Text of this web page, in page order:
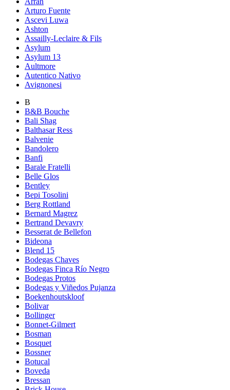
Arturo Fuente
Ascevi Luwa
Ashton
Assailly-Leclaire & Fils
Asylum
Asylum 13
Aultmore
Autentico Nativo
Avignonesi
B
B&B Bouche
Bali Shag
Balthasar Ress
Balvenie
Bandolero
Banfi
Barale Fratelli
Belle Glos
Bentley
Bepi Tosolini
Berg Rottland
Bernard Magrez
Bertrand Devavry
Besserat de Bellefon
Bideona
Blend 15
Bodegas Chaves
Bodegas Finca Río Negro
Bodegas Protos
Bodegas y Viñedos Pujanza
Boekenhoutskloof
Bolivar
Bollinger
Bonnet-Gilmert
Bosman
Bosquet
Bossner
Botucal
Boveda
Bressan